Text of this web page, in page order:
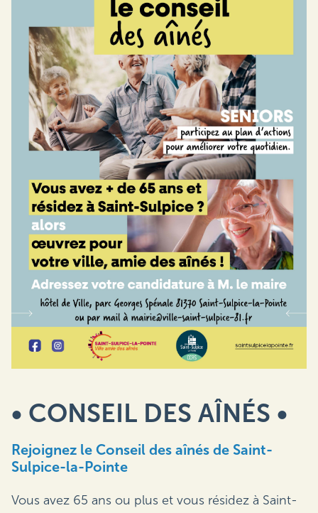
• CONSEIL DES AÎNÉS •
Rejoignez le Conseil des aînés de Saint-
Sulpice-la-Pointe
Vous avez 65 ans ou plus et vous résidez à Saint-